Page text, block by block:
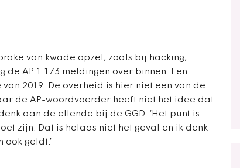
van kwade opzet, zoals bij hacking,
AP 1.173 meldingen over binnen. Een
2019. De overheid is hier niet een van de
de AP-woordvoerder heeft niet het idee dat
aan de ellende bij de GGD. ‘Het punt is
zijn. Dat is helaas niet het geval en ik denk
geldt.’